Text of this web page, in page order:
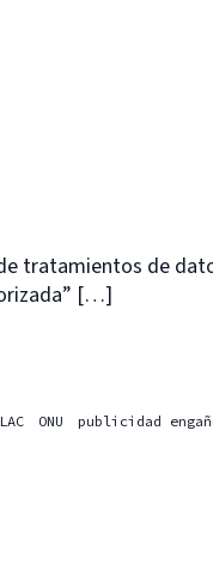
tratamientos de
[…]
ONU publicidad